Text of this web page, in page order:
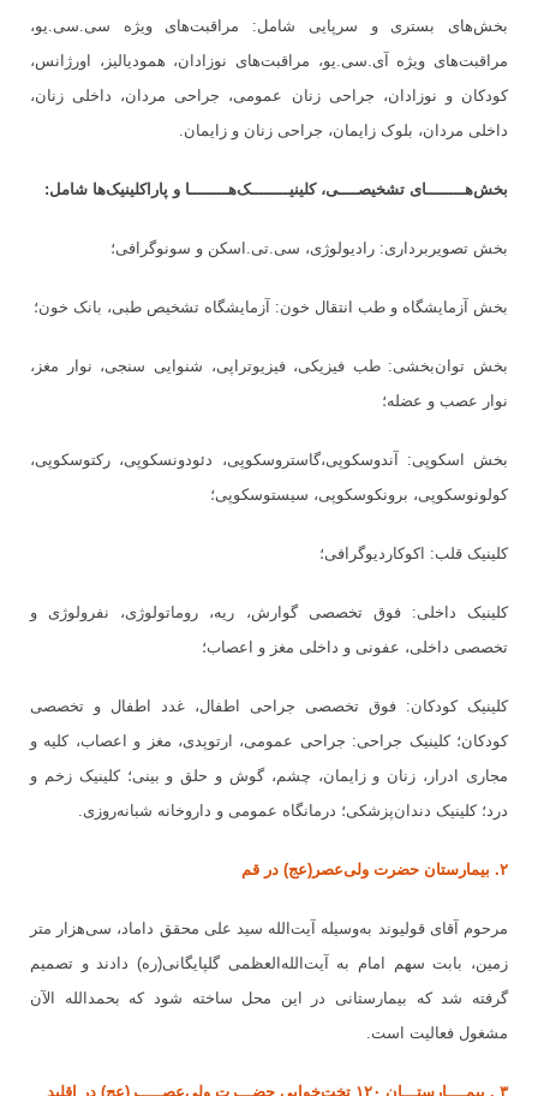
بخشهای بستری و سرپایی شامل: مراقبتهای ویژه سی.سی.یو،
مراقبتهای ویژه آی.سی.یو، مراقبتهای نوزادان، همودیالیز، اورژانس،
کودکان و نوزادان، جراحی زنان عمومی، جراحی مردان، داخلی زنان،
داخلی مردان، بلوک زایمان، جراحی زنان و زایمان.
بخشهــــــــای تشخیصــــی، کلینیــــــــکهــــــــا و پاراکلینیکها شامل:
بخش تصویربرداری: رادیولوژی، سی.تی.اسکن و سونوگرافی؛
بخش آزمایشگاه و طب انتقال خون: آزمایشگاه تشخیص طبی، بانک خون؛
بخش توانبخشی: طب فیزیکی، فیزیوتراپی، شنوایی سنجی، نوار مغز،
نوار عصب و عضله؛
بخش اسکوپی: آندوسکوپی،گاستروسکوپی، دئودونسکوپی، رکتوسکوپی،
کولونوسکوپی، برونکوسکوپی، سیستوسکوپی؛
کلینیک قلب: اکوکاردیوگرافی؛
کلینیک داخلی: فوق تخصصی گوارش، ریه، روماتولوژی، نفرولوژی و
تخصصی داخلی، عفونی و داخلی مغز و اعصاب؛
کلینیک کودکان: فوق تخصصی جراحی اطفال، غدد اطفال و تخصصی
کودکان؛ کلینیک جراحی: جراحی عمومی، ارتوپدی، مغز و اعصاب، کلیه و
مجاری ادرار، زنان و زایمان، چشم، گوش و حلق و بینی؛ کلینیک زخم و
درد؛ کلینیک دندانپزشکی؛ درمانگاه عمومی و داروخانه شبانهروزی.
۲. بیمارستان حضرت ولی عصر(عج) در قم
مرحوم آقای قولیوند بهوسیله آیتالله سید علی محقق داماد، سیهزار متر
زمین، بابت سهم امام به آیت الله العظمی گلپایگانی(ره) دادند و تصمیم
گرفته شد که بیمارستانی در این محل ساخته شود که بحمدالله الآن
مشغول فعالیت است.
۳ . بیمــــارستـــان ۱۲۰ تخت خوابی حضـــرت ولیعصـــــر(عج) در اقلید